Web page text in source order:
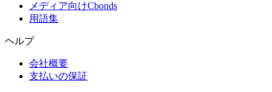
メディア向けCbonds
用語集
ヘルプ
会社概要
支払いの保証